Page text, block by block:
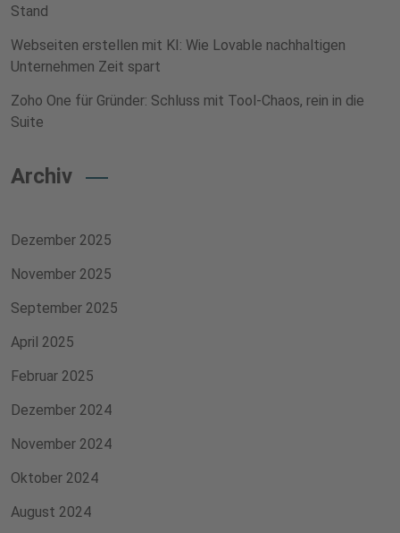
Stand
Webseiten erstellen mit KI: Wie Lovable nachhaltigen
Unternehmen Zeit spart
Zoho One für Gründer: Schluss mit Tool-Chaos, rein in die
Suite
Archiv
Dezember 2025
November 2025
September 2025
April 2025
Februar 2025
Dezember 2024
November 2024
Oktober 2024
August 2024